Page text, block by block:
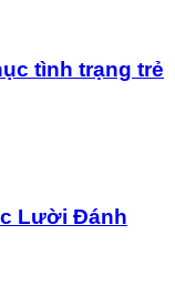
tình trạng trẻ
Lười Đánh